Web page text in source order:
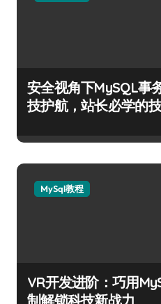
安全视角下MySQL事
技护航，站长必学的
MySql教程
VR开发进阶：巧用
制解锁科技新战力